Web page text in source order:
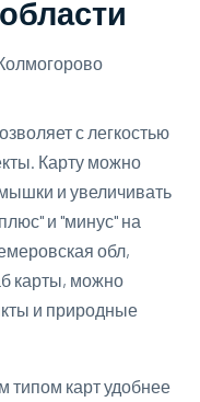
с легкостью
Карту можно
и увеличивать
и "минус" на
обл,
карты, можно
и природные
типом карт удобнее